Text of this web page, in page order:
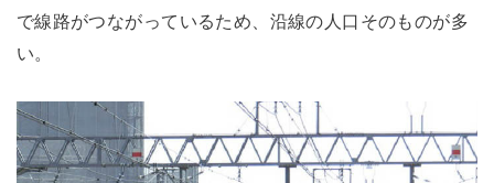
で線路がつながっているため、沿線の人口そのものが多
い。